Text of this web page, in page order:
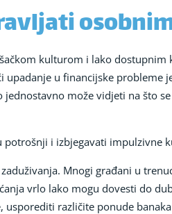
kulturom i lako
upadanje u financijske
može vidjeti na što
i izbjegavati impulzivne
Mnogi građani u
vrlo lako mogu dovesti do
različite ponude